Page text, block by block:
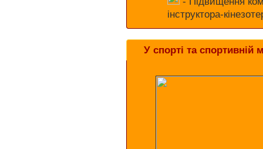
інструктора-
У спорті та спортивній